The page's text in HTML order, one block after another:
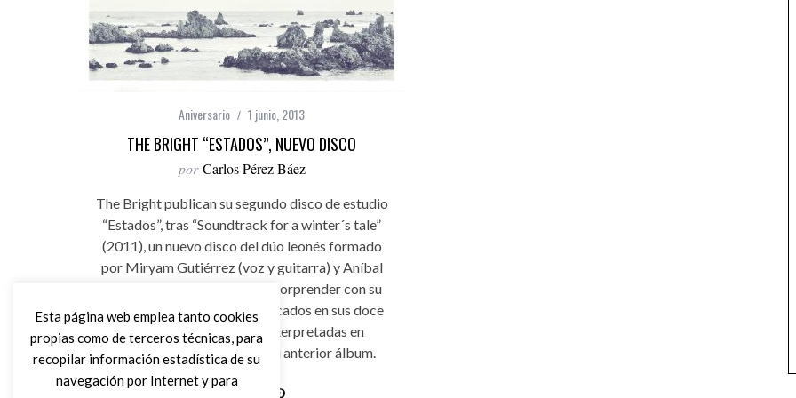
Aniversario 1 junio, 2013
THE BRIGHT “ESTADOS”, NUEVO DISCO
por Carlos Pérez Báez
The Bright publican su segundo disco de estudio
“Estados”, tras “Soundtrack for a winter´s tale”
(2011), un nuevo disco del dúo leonés formado
por Miryam Gutiérrez (voz y guitarra) y Aníbal
Sánchez (guitarra) vuelven a sorprender con su
Folk Pop Rock intimista salpicados en sus doce
canciones, once de ellas interpretadas en
castellano, a diferencia de su anterior álbum.
Esta página web emplea tanto cookies
propias como de terceros técnicas, para
recopilar información estadística de su
navegación por Internet y para